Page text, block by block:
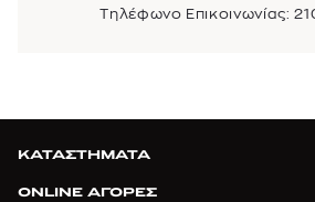
Τηλέφωνο Επικοινωνίας:
ΚΑΤΑΣΤΗΜΑΤΑ
ONLINE ΑΓΟΡΕΣ